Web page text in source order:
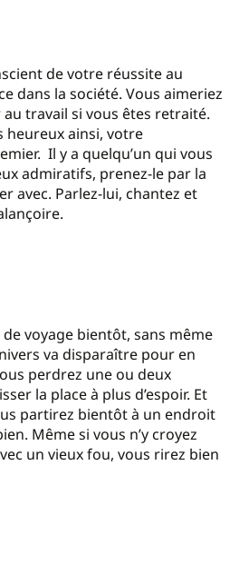
de votre réussite au
dans la société. Vous aimeriez
travail si vous êtes retraité.
heureux ainsi, votre
Il y a quelqu’un qui vous
admiratifs, prenez-le par la
avec. Parlez-lui, chantez et
voyage bientôt, sans même
va disparaître pour en
perdrez une ou deux
la place à plus d’espoir. Et
partirez bientôt à un endroit
Même si vous n’y croyez
un vieux fou, vous rirez bien